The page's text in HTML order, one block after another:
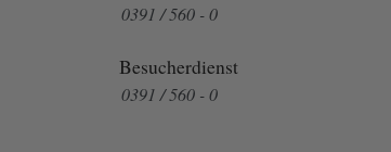
0391 / 560 - 0
Besucherdienst
0391 / 560 - 0